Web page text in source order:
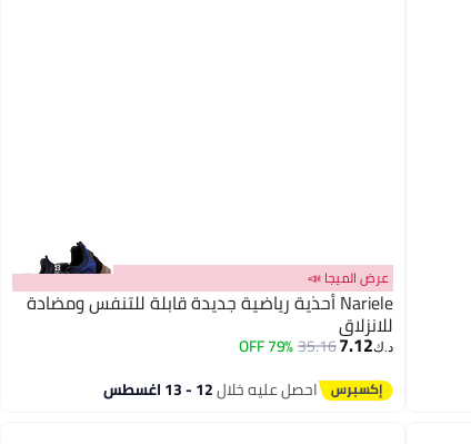
4
عرض الميجا 📣
Nariele أحذية رياضية جديدة قابلة للتنفس ومضادة
للانزلاق
د.ك‏7.12
35.16
79% OFF
احصل عليه خلال12 - 13 اغسطس